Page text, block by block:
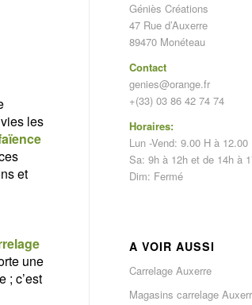
les
et
une
; c’est
Géniès Créations
47 Rue d’Auxerre
89470 Monéteau
Contact
genies@orange.fr
+(33) 03 86 42 74 74
Horaires:
Lun -Vend: 9.00 H à
Sa: 9h à 12h et de 14h à
Dim: Fermé
A VOIR AUSSI
Carrelage Auxerre
Magasins carrelage